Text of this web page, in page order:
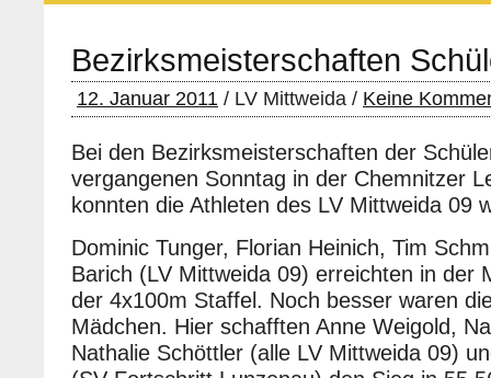
Bezirksmeisterschaften
12. Januar 2011 / LV Mittweida / Keine
Bei den Bezirksmeisterschaften der
vergangenen Sonntag in der Chemnitzer
konnten die Athleten des LV Mittweida 09
Dominic Tunger, Florian Heinich, Tim
Barich (LV Mittweida 09) erreichten in der
der 4x100m Staffel. Noch besser waren
Mädchen. Hier schafften Anne Weigold,
Nathalie Schöttler (alle LV Mittweida 09)